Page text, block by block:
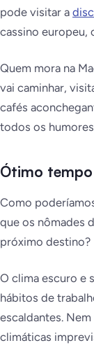
pode visitar a
cassino europeu,
Quem mora na
vai caminhar,
cafés
todos os
Ótimo tempo
Como
que os nômades
próximo destino?
O clima escuro e
hábitos de
escaldantes.
climáticas